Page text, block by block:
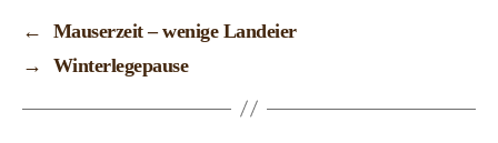
←
Mauserzeit – wenige Landeier
→
Winterlegepause